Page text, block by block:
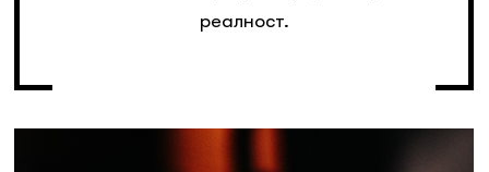
реалност.